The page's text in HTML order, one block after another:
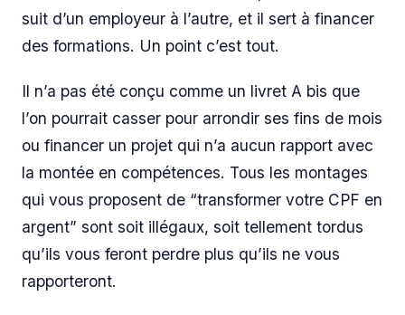
suit d’un employeur à l’autre, et il sert à financer
des formations. Un point c’est tout.
Il n’a pas été conçu comme un livret A bis que
l’on pourrait casser pour arrondir ses fins de mois
ou financer un projet qui n’a aucun rapport avec
la montée en compétences. Tous les montages
qui vous proposent de “transformer votre CPF en
argent” sont soit illégaux, soit tellement tordus
qu’ils vous feront perdre plus qu’ils ne vous
rapporteront.